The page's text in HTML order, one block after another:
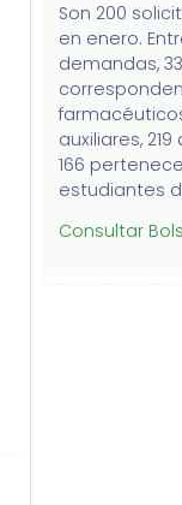
Son 200
en enero.
demandas,
auxiliares,
166
estudiantes
Consultar